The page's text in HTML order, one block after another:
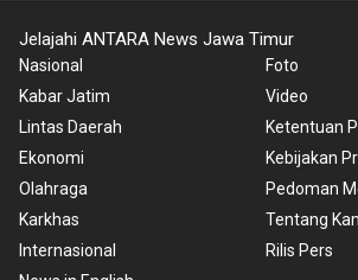
Jelajahi ANTARA News Jawa Timur
Nasional
Kabar Jatim
Lintas Daerah
Ekonomi
Olahraga
Karkhas
Internasional
Foto
Video
Ketentuan
Kebijakan
Pedoman
Tentang
Rilis Pers